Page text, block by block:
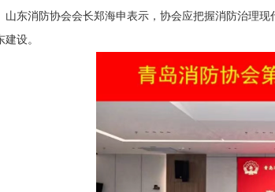
山东消防协会会长郑海申表示，协会应把握消防治理
建设。